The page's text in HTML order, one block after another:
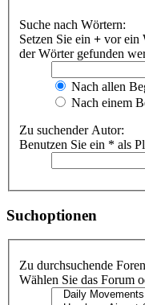
Suche nach Wörtern:
Setzen Sie ein + vor ein
der Wörter gefunden
Nach allen
Nach einem
Zu suchender Autor:
Benutzen Sie ein * als
Suchoptionen
Zu durchsuchende
Wählen Sie das Forum